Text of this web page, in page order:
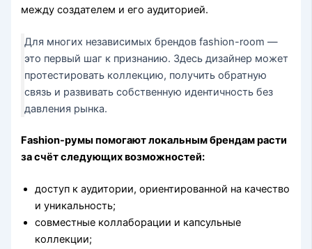
между создателем и его аудиторией.
Для многих независимых брендов fashion-room —
это первый шаг к признанию. Здесь дизайнер может
протестировать коллекцию, получить обратную
связь и развивать собственную идентичность без
давления рынка.
Fashion-румы помогают локальным брендам расти
за счёт следующих возможностей:
доступ к аудитории, ориентированной на качество
и уникальность;
совместные коллаборации и капсульные
коллекции;